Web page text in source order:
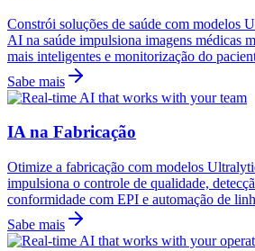
Constrói soluções de saúde com modelos
AI na saúde impulsiona imagens médicas
mais inteligentes e monitorização do
Sabe mais
IA na Fabricação
Otimize a fabricação com modelos
impulsiona o controle de qualidade,
conformidade com EPI e automação de
Sabe mais